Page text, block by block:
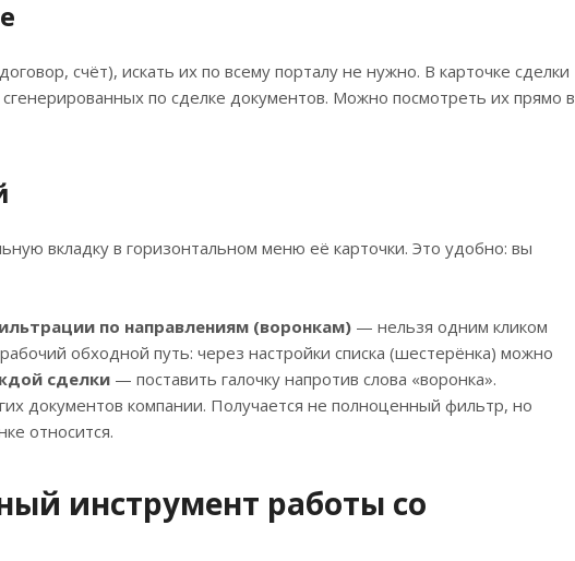
счёт), искать их по всему порталу не нужно. В карточке сделки
по сделке документов. Можно посмотреть их прямо в
вкладку в горизонтальном меню её карточки. Это удобно: вы
по направлениям (воронкам) — нельзя одним кликом
обходной путь: через настройки списка (шестерёнка) можно
сделки — поставить галочку напротив слова «воронка».
документов компании. Получается не полноценный фильтр, но
относится.
инструмент работы со